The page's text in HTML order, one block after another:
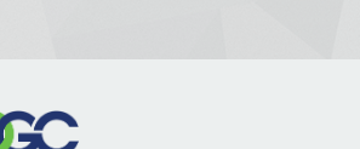
济走廊（EEC）投资优惠政策